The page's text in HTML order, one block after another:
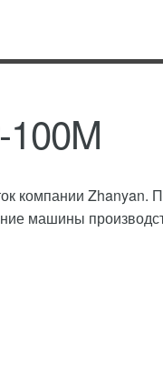
100M
компании Zhanyan.
машины